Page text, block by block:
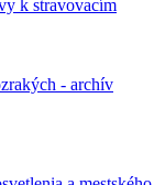
k stravovacím
- archív